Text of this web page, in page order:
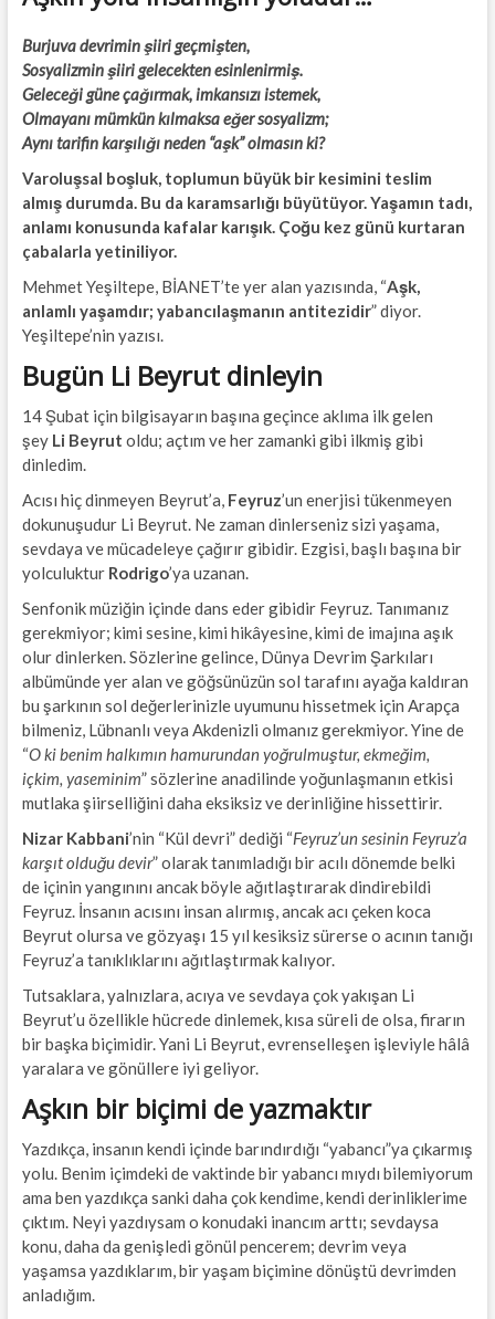
Burjuva devrimin şiiri geçmişten,
Sosyalizmin şiiri gelecekten esinlenirmiş.
Geleceği güne çağırmak, imkansızı istemek,
Olmayanı mümkün kılmaksa eğer sosyalizm;
Aynı tarifin karşılığı neden “aşk” olmasın ki?
Varoluşsal boşluk, toplumun büyük bir kesimini teslim
almış durumda. Bu da karamsarlığı büyütüyor. Yaşamın tadı,
anlamı konusunda kafalar karışık. Çoğu kez günü kurtaran
çabalarla yetiniliyor.
Mehmet Yeşiltepe, BİANET’te yer alan yazısında, “Aşk,
anlamlı yaşamdır; yabancılaşmanın antitezidir” diyor.
Yeşiltepe’nin yazısı.
Bugün Li Beyrut dinleyin
14 Şubat için bilgisayarın başına geçince aklıma ilk gelen
şey Li Beyrut oldu; açtım ve her zamanki gibi ilkmiş gibi
dinledim.
Acısı hiç dinmeyen Beyrut’a, Feyruz’un enerjisi tükenmeyen
dokunuşudur Li Beyrut. Ne zaman dinlerseniz sizi yaşama,
sevdaya ve mücadeleye çağırır gibidir. Ezgisi, başlı başına bir
yolculuktur Rodrigo’ya uzanan.
Senfonik müziğin içinde dans eder gibidir Feyruz. Tanımanız
gerekmiyor; kimi sesine, kimi hikâyesine, kimi de imajına aşık
olur dinlerken. Sözlerine gelince, Dünya Devrim Şarkıları
albümünde yer alan ve göğsünüzün sol tarafını ayağa kaldıran
bu şarkının sol değerlerinizle uyumunu hissetmek için Arapça
bilmeniz, Lübnanlı veya Akdenizli olmanız gerekmiyor. Yine de
“O ki benim halkımın hamurundan yoğrulmuştur, ekmeğim,
içkim, yaseminim” sözlerine anadilinde yoğunlaşmanın etkisi
mutlaka şiirselliğini daha eksiksiz ve derinliğine hissettirir.
Nizar Kabbani’nin “Kül devri” dediği “Feyruz’un sesinin Feyruz’a
karşıt olduğu devir” olarak tanımladığı bir acılı dönemde belki
de içinin yangınını ancak böyle ağıtlaştırarak dindirebildi
Feyruz. İnsanın acısını insan alırmış, ancak acı çeken koca
Beyrut olursa ve gözyaşı 15 yıl kesiksiz sürerse o acının tanığı
Feyruz’a tanıklıklarını ağıtlaştırmak kalıyor.
Tutsaklara, yalnızlara, acıya ve sevdaya çok yakışan Li
Beyrut’u özellikle hücrede dinlemek, kısa süreli de olsa, firarın
bir başka biçimidir. Yani Li Beyrut, evrenselleşen işleviyle hâlâ
yaralara ve gönüllere iyi geliyor.
Aşkın bir biçimi de yazmaktır
Yazdıkça, insanın kendi içinde barındırdığı “yabancı”ya çıkarmış
yolu. Benim içimdeki de vaktinde bir yabancı mıydı bilemiyorum
ama ben yazdıkça sanki daha çok kendime, kendi derinliklerime
çıktım. Neyi yazdıysam o konudaki inancım arttı; sevdaysa
konu, daha da genişledi gönül pencerem; devrim veya
yaşamsa yazdıklarım, bir yaşam biçimine dönüştü devrimden
anladığım.